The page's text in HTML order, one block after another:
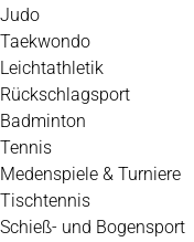
Judo
Taekwondo
Leichtathletik
Rückschlagsport
Badminton
Tennis
Medenspiele & Turniere
Tischtennis
Schieß- und Bogensport